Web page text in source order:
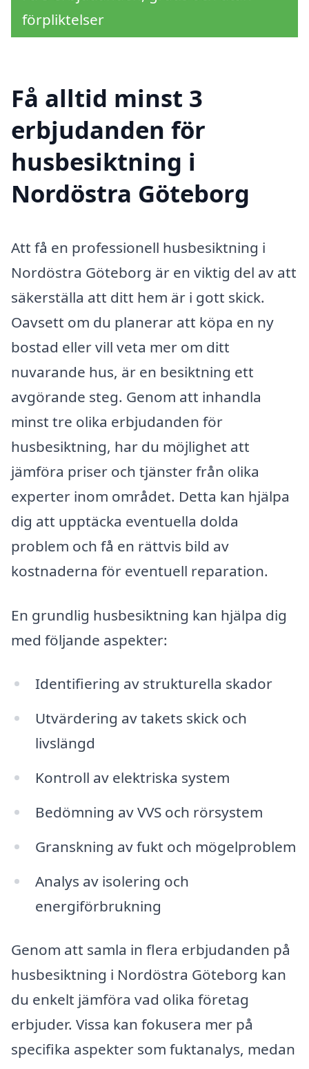
förpliktelser
Få alltid minst 3
erbjudanden för
husbesiktning i
Nordöstra Göteborg
Att få en professionell husbesiktning i
Nordöstra Göteborg är en viktig del av att
säkerställa att ditt hem är i gott skick.
Oavsett om du planerar att köpa en ny
bostad eller vill veta mer om ditt
nuvarande hus, är en besiktning ett
avgörande steg. Genom att inhandla
minst tre olika erbjudanden för
husbesiktning, har du möjlighet att
jämföra priser och tjänster från olika
experter inom området. Detta kan hjälpa
dig att upptäcka eventuella dolda
problem och få en rättvis bild av
kostnaderna för eventuell reparation.
En grundlig husbesiktning kan hjälpa dig
med följande aspekter:
Identifiering av strukturella skador
Utvärdering av takets skick och
livslängd
Kontroll av elektriska system
Bedömning av VVS och rörsystem
Granskning av fukt och mögelproblem
Analys av isolering och
energiförbrukning
Genom att samla in flera erbjudanden på
husbesiktning i Nordöstra Göteborg kan
du enkelt jämföra vad olika företag
erbjuder. Vissa kan fokusera mer på
specifika aspekter som fuktanalys, medan